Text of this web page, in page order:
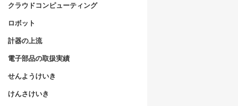
クラウドコンピューティング
ロボット
計器の上流
電子部品の取扱実績
せんようけいき
けんさけいき